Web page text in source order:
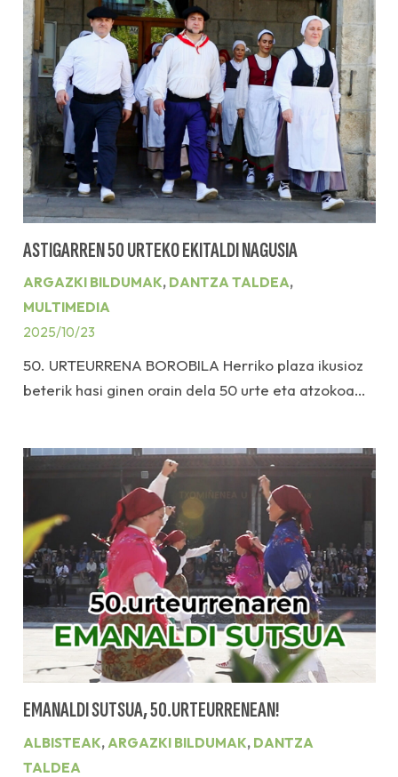
ASTIGARREN 50 URTEKO EKITALDI NAGUSIA
ARGAZKI BILDUMAK, DANTZA TALDEA,
MULTIMEDIA
2025/10/23
50. URTEURRENA BOROBILA Herriko plaza ikusioz
beterik hasi ginen orain dela 50 urte eta atzokoa…
EMANALDI SUTSUA, 50.URTEURRENEAN!
ALBISTEAK,ARGAZKI BILDUMAK, DANTZA
TALDEA